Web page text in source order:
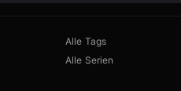
Alle Tags
Alle Serien